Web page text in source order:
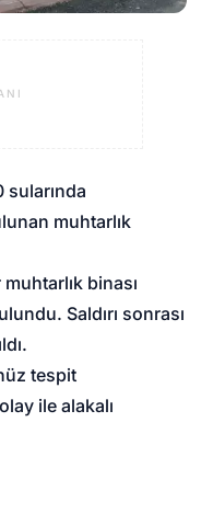
sularında
muhtarlık
binası
Saldırı sonrası
tespit
ile alakalı